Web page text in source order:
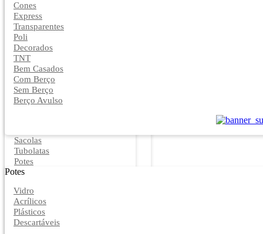
Cones
Express
Transparentes
Poli
Decorados
TNT
Bem Casados
Com Berço
Sem Berço
Berço Avulso
Sacolas
Tubolatas
Potes
Potes
Vidro
Acrílicos
Plásticos
Descartáveis